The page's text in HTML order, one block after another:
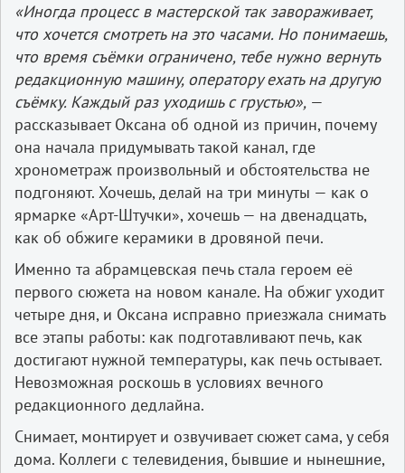
«Иногда процесс в мастерской так завораживает,
что хочется смотреть на это часами. Но понимаешь,
что время съёмки ограничено, тебе нужно вернуть
редакционную машину, оператору ехать на другую
съёмку. Каждый раз уходишь с грустью», —
рассказывает Оксана об одной из причин, почему
она начала придумывать такой канал, где
хронометраж произвольный и обстоятельства не
подгоняют. Хочешь, делай на три минуты — как о
ярмарке «Арт-Штучки», хочешь — на двенадцать,
как об обжиге керамики в дровяной печи.
Именно та абрамцевская печь стала героем её
первого сюжета на новом канале. На обжиг уходит
четыре дня, и Оксана исправно приезжала снимать
все этапы работы: как подготавливают печь, как
достигают нужной температуры, как печь остывает.
Невозможная роскошь в условиях вечного
редакционного дедлайна.
Снимает, монтирует и озвучивает сюжет сама, у себя
дома. Коллеги с телевидения, бывшие и нынешние,